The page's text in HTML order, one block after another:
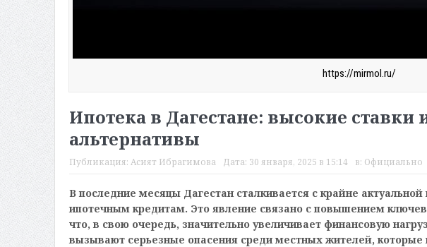
https://mirmol.ru/
Ипотека в Дагестане: высокие ставки
альтернативы
Публикация: Асият Ибрагимова Дата: 30 января, 2025 в 15:14 в: Официально
В последние месяцы Дагестан сталкивается с крайне
ипотечным кредитам. Это явление связано с повышением
что, в свою очередь, значительно увеличивает финансовую
вызывают серьезные опасения среди местных жителей,